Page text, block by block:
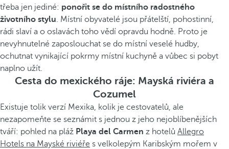
třeba jen jediné: ponořit se do místního radostného
životního stylu. Místní obyvatelé jsou přátelští, pohostinní,
rádi slaví a o oslavách toho vědí opravdu hodně. Proto je
nevyhnutelné zaposlouchat se do místní veselé hudby,
ochutnat vynikající pokrmy místní kuchyně a vůbec si pobyt
naplno užít.
Cesta do mexického ráje: Mayská riviéra a
Cozumel
Existuje tolik verzí Mexika, kolik je cestovatelů, ale
nezapomeňte se seznámit s jednou z jeho nejoblíbenějších
tváří: pohled na pláž Playa del Carmen z hotelů Allegro
Hotels na Mayské riviéře s velkolepým Karibským mořem v